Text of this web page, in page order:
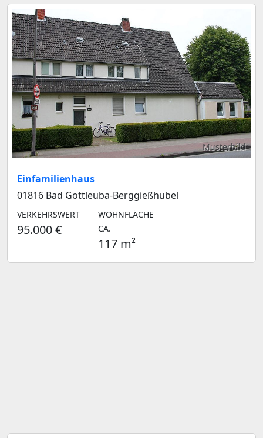
Musterbild
Einfamilienhaus
01816 Bad Gottleuba-Berggießhübel
VERKEHRSWERT
95.000 €
WOHNFLÄCHE
CA.
117 m²